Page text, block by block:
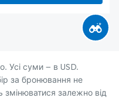
Усі суми – в USD.
за бронювання не
змінюватися залежно від